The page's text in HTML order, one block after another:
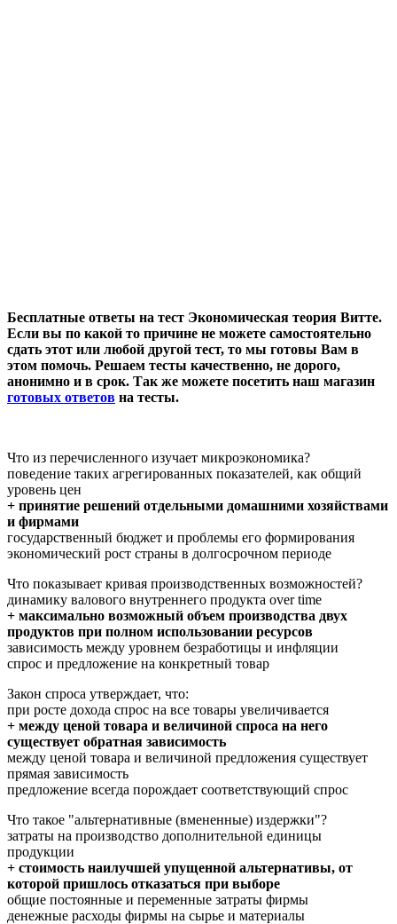
Бесплатные ответы на тест Экономическая теория Витте.
Если вы по какой то причине не можете самостоятельно
сдать этот или любой другой тест, то мы готовы Вам в
этом помочь. Решаем тесты качественно, не дорого,
анонимно и в срок. Так же можете посетить наш магазин
готовых ответов на тесты.
Что из перечисленного изучает микроэкономика?
поведение таких агрегированных показателей, как общий
уровень цен
+ принятие решений отдельными домашними хозяйствами
и фирмами
государственный бюджет и проблемы его формирования
экономический рост страны в долгосрочном периоде
Что показывает кривая производственных возможностей?
динамику валового внутреннего продукта over time
+ максимально возможный объем производства двух
продуктов при полном использовании ресурсов
зависимость между уровнем безработицы и инфляции
спрос и предложение на конкретный товар
Закон спроса утверждает, что:
при росте дохода спрос на все товары увеличивается
+ между ценой товара и величиной спроса на него
существует обратная зависимость
между ценой товара и величиной предложения существует
прямая зависимость
предложение всегда порождает соответствующий спрос
Что такое "альтернативные (вмененные) издержки"?
затраты на производство дополнительной единицы
продукции
+ стоимость наилучшей упущенной альтернативы, от
которой пришлось отказаться при выборе
общие постоянные и переменные затраты фирмы
денежные расходы фирмы на сырье и материалы